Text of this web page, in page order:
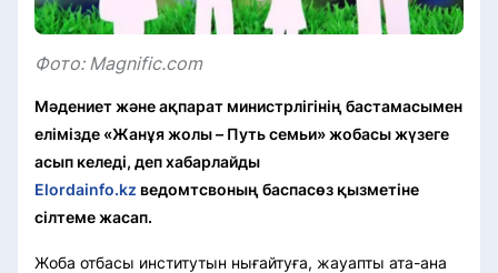
Фото: Magnific.соm
Мәдениет және ақпарат министрлігінің бастамасымен
елімізде «Жанұя жолы – Путь семьи» жобасы жүзеге
асып келеді, деп хабарлайды
Elordainfo.kz ведомтсвоның баспасөз қызметіне
сілтеме жасап.
Жоба отбасы институтын нығайтуға, жауапты ата-ана